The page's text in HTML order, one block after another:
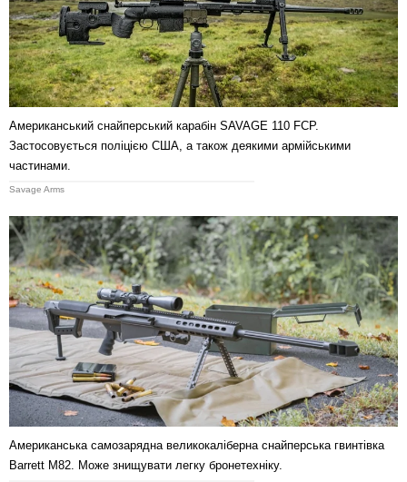
Американський снайперський карабін SAVAGE 110 FCP.
Застосовується поліцією США, а також деякими армійськими
частинами.
Savage Arms
Американська самозарядна великокаліберна снайперська гвинтівка
Barrett M82. Може знищувати легку бронетехніку.